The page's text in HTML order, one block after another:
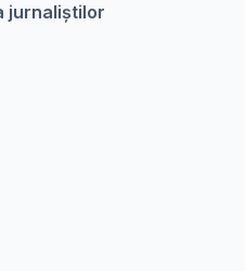
jurnaliștilor